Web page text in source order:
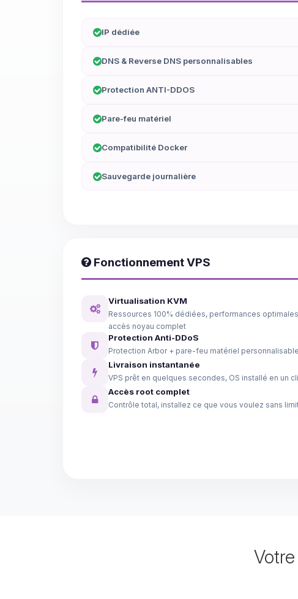
IP dédiée
DNS & Reverse DNS personnalisables
Protection ANTI-DDOS
Pare-feu matériel
Compatibilité Docker
Sauvegarde journalière
Fonctionnement VPS
Virtualisation KVM
Ressources 100% dédiées, performances
accès noyau complet
Protection Anti-DDoS
Protection Arbor + pare-feu matériel
Livraison instantanée
VPS prêt en quelques secondes, OS installé en un
Accès root complet
Contrôle total, installez ce que vous voulez sans
Votre